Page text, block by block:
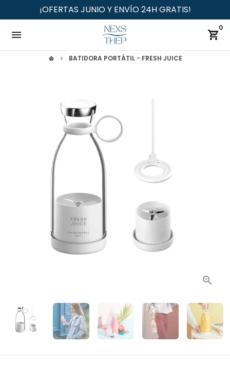
directamente
¡OFERTAS JUNIO Y ENVÍO 24H GRATIS!
menu shopping_cart
0
home keyboard_arrow_right BATIDORA PORTÁTIL - FRESH JUICE